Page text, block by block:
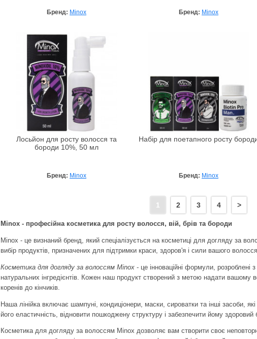
Бренд: Minox Бренд: Minox
Лосьйон для росту волосся та
бороди 10%, 50 мл
Бренд: Minox
Набір для поетапного росту
Бренд: Minox
1 2 3 4 >
Minox - професійна косметика для росту волосся, вій, брів та бороди
Minox - це визнаний бренд, який спеціалізується на косметиці для догляду за
вибір продуктів, призначених для підтримки краси, здоров'я і сили вашого волосся.
Косметика для догляду за волоссям Minox - це інноваційні формули, розроблені
натуральних інгредієнтів. Кожен наш продукт створений з метою надати вашому
коренів до кінчиків.
Наша лінійка включає шампуні, кондиціонери, маски, сироватки та інші засоби,
його еластичність, відновити пошкоджену структуру і забезпечити йому здоровий
Косметика для догляду за волоссям Minox дозволяє вам створити своє